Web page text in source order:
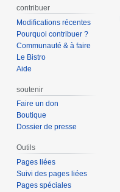
contribuer
Modifications récentes
Pourquoi contribuer ?
Communauté & à faire
Le Bistro
Aide
soutenir
Faire un don
Boutique
Dossier de presse
Outils
Pages liées
Suivi des pages liées
Pages spéciales